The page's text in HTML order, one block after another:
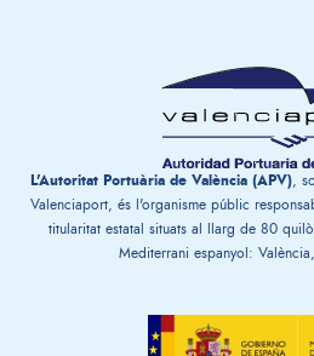
L'Autoritat Portuària de València (APV),
Valenciaport, és l'organisme públic
titularitat estatal situats al llarg de 80
Mediterrani espanyol: